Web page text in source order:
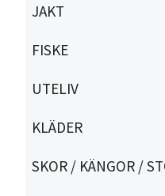
JAKT
FISKE
UTELIV
KLÄDER
SKOR / KÄNGOR /